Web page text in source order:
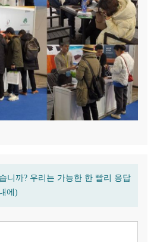
니까? 우리는 가능한 한 빨리 응답
에)